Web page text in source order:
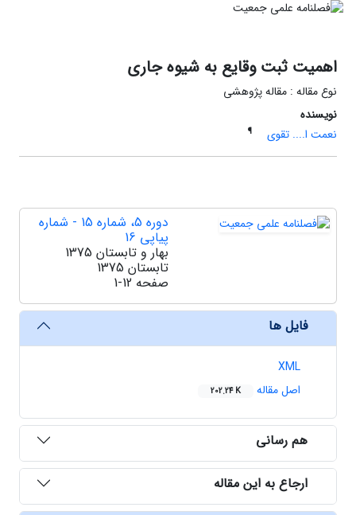
اهمیت ثبت وقایع به شیوه جاری
نوع مقاله : مقاله پژوهشی
نویسنده
نعمت ا.... تقوی
¶
دوره 5، شماره 15 - شماره
پیاپی 16
بهار و تابستان 1375
تابستان 1375
صفحه 1-12
فایل ها
XML
اصل مقاله
202.24 K
هم رسانی
ارجاع به این مقاله